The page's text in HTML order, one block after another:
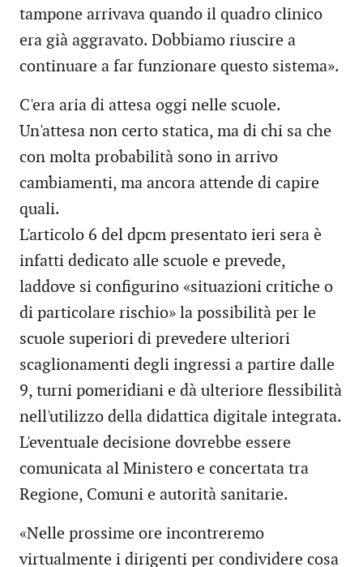
tampone arrivava quando il quadro clinico
era già aggravato. Dobbiamo riuscire a
continuare a far funzionare questo sistema».
C'era aria di attesa oggi nelle scuole.
Un'attesa non certo statica, ma di chi sa che
con molta probabilità sono in arrivo
cambiamenti, ma ancora attende di capire
quali.
L'articolo 6 del dpcm presentato ieri sera è
infatti dedicato alle scuole e prevede,
laddove si configurino «situazioni critiche o
di particolare rischio» la possibilità per le
scuole superiori di prevedere ulteriori
scaglionamenti degli ingressi a partire dalle
9, turni pomeridiani e dà ulteriore flessibilità
nell'utilizzo della didattica digitale integrata.
L'eventuale decisione dovrebbe essere
comunicata al Ministero e concertata tra
Regione, Comuni e autorità sanitarie.
«Nelle prossime ore incontreremo
virtualmente i dirigenti per condividere cosa